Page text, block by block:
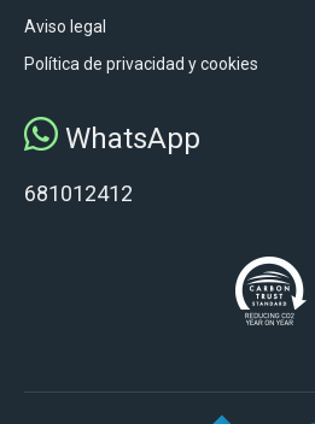
Aviso legal
Política de privacidad y cookies
WhatsApp
681012412